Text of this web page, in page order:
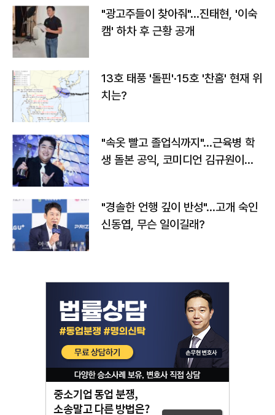
"광고주들이 찾아줘"…진태현, '이숙
캠' 하차 후 근황 공개
13호 태풍 '돌핀'·15호 '찬홈' 현재 위
치는?
"속옷 빨고 졸업식까지"…근육병 학
생 돌본 공익, 코미디언 김규원이었
"경솔한 언행 깊이 반성"…고개 숙인
신동엽, 무슨 일이길래?